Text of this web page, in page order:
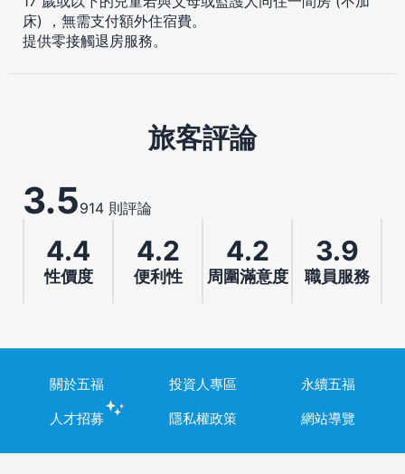
床) ，無需支付額外住宿費。
提供零接觸退房服務。
旅客評論
3.5914 則評論
4.4
性價度
4.2
便利性
4.2
周圍滿意度
3.9
職員服務
關於五福 投資人專區
永續五福
人才招募
隱私權政策 網站導覽